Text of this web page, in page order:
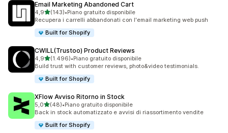
Email Marketing Abandoned Cart
4,9stelle su 5
(143)
143 recensioni totali
•Piano gratuito disponibile
Recupera i carrelli abbandonati con l'email marketing web push
Built for Shopify
CWILL(Trustoo) Product Reviews
4,9stelle su 5
(1.496)
1496 recensioni totali
•Piano gratuito disponibile
Build trust with customer reviews, photo&video testimonials.
Built for Shopify
XFlow Avviso Ritorno in Stock
5,0stelle su 5
(48)
48 recensioni totali
•Piano gratuito disponibile
Back in stock automatizzato e avvisi di riassortimento vendite
Built for Shopify